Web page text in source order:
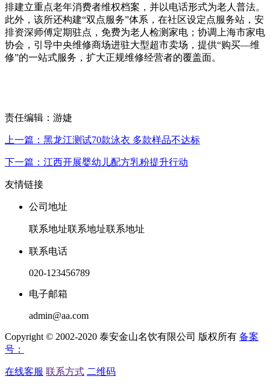
排建立重点老年消费者维权档案，并以电话形式为老人普法。
此外，该所还构建“双点服务”体系，在社区设定点服务站，安
排资深师傅定期驻点，免费为老人检测家电；协调上海市家电
协会，引导中央维修商场进驻大型超市卖场，提供“购买—维
修”的一站式服务，扩大正规维修经营者的覆盖面。
责任编辑：游婕
上一篇：黑龙江测试70款泳衣 多款样品不达标
下一篇：江西开展婴幼儿配方乳粉提升行动
友情链接
公司地址
联系地址联系地址联系地址
联系电话
020-123456789
电子邮箱
admin@aa.com
Copyright © 2002-2020 泰安金山名饮有限公司 版权所有 备案
号：
在线客服 联系方式 二维码